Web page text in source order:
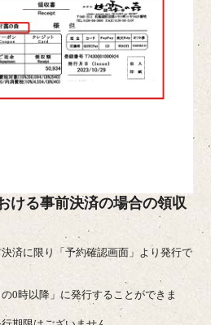
ける事前決済の場合の領収
済に限り「予約確認画面」より発行で
0時以降」に発行することができま